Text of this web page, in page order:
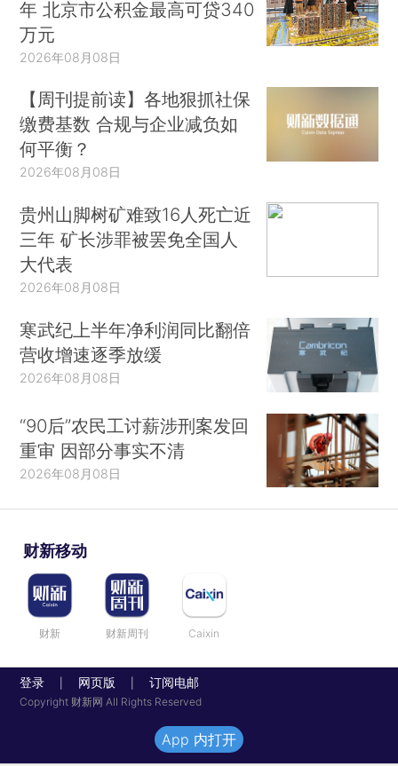
年 北京市公积金最高可贷340
万元
2026年08月08日
【周刊提前读】各地狠抓社保
缴费基数 合规与企业减负如
何平衡？
2026年08月08日
贵州山脚树矿难致16人死亡近
三年 矿长涉罪被罢免全国人
大代表
2026年08月08日
寒武纪上半年净利润同比翻倍
营收增速逐季放缓
2026年08月08日
“90后”农民工讨薪涉刑案发回
重审 因部分事实不清
2026年08月08日
财新移动
财新 财新周刊 Caixin
登录 网页版 订阅电邮
Copyright 财新网 All Rights Reserved
App 内打开